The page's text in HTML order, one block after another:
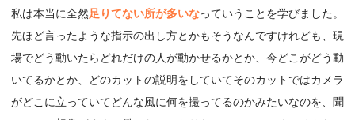
私は本当に全然足りてない所が多いなっていうことを学びました。
先ほど言ったような指示の出し方とかもそうなんですけれども、現
場でどう動いたらどれだけの人が動かせるかとか、今どこがどう動
いてるかとか、どのカットの説明をしていてそのカットではカメラ
がどこに立っていてどんな風に何を撮ってるのかみたいなのを、聞